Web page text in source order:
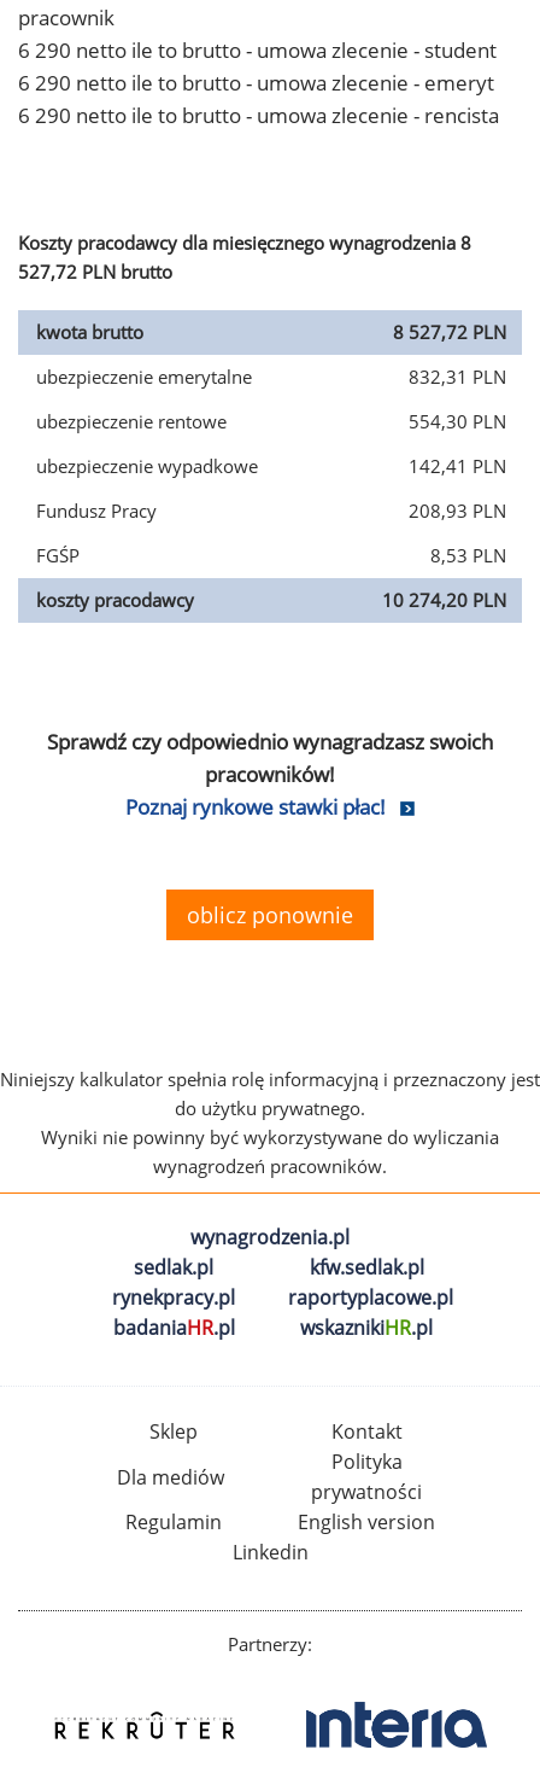
pracownik
6 290 netto ile to brutto - umowa zlecenie - student
6 290 netto ile to brutto - umowa zlecenie - emeryt
6 290 netto ile to brutto - umowa zlecenie - rencista
Koszty pracodawcy dla miesięcznego wynagrodzenia 8
527,72 PLN brutto
kwota brutto
8 527,72 PLN
ubezpieczenie emerytalne
832,31 PLN
ubezpieczenie rentowe
554,30 PLN
ubezpieczenie wypadkowe
142,41 PLN
Fundusz Pracy
208,93 PLN
FGŚP
8,53 PLN
koszty pracodawcy
10 274,20 PLN
Sprawdź czy odpowiednio wynagradzasz swoich
pracowników!
Poznaj rynkowe stawki płac!
oblicz ponownie
Niniejszy kalkulator spełnia rolę informacyjną i przeznaczony jest
do użytku prywatnego.
Wyniki nie powinny być wykorzystywane do wyliczania
wynagrodzeń pracowników.
wynagrodzenia.pl
sedlak.pl
kfw.sedlak.pl
rynekpracy.pl
raportyplacowe.pl
badaniaHR.pl wskaznikiHR.pl
Sklep
Kontakt
Dla mediów
Polityka
prywatności
Regulamin
English version
Linkedin
Partnerzy: